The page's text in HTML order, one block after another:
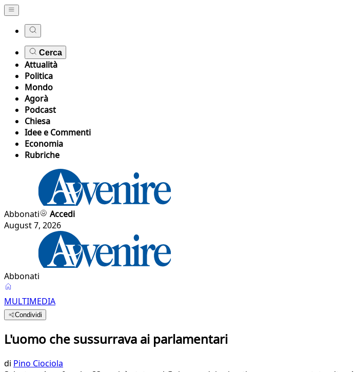
Cerca
Attualità
Politica
Mondo
Agorà
Podcast
Chiesa
Idee e Commenti
Economia
Rubriche
Abbonati
Accedi
August 7, 2026
Abbonati
MULTIMEDIA
Condividi
L'uomo che sussurrava ai parlamentari
di Pino Ciociola